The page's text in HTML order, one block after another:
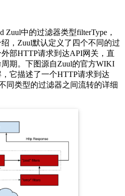
Zuul中的过滤器类型filterType，
，Zuul默认定义了四个不同的过
部HTTP请求到达API网关，直
期。下图源自Zuul的官方WIKI
它描述了一个HTTP请求到达
同类型的过滤器之间流转的详细